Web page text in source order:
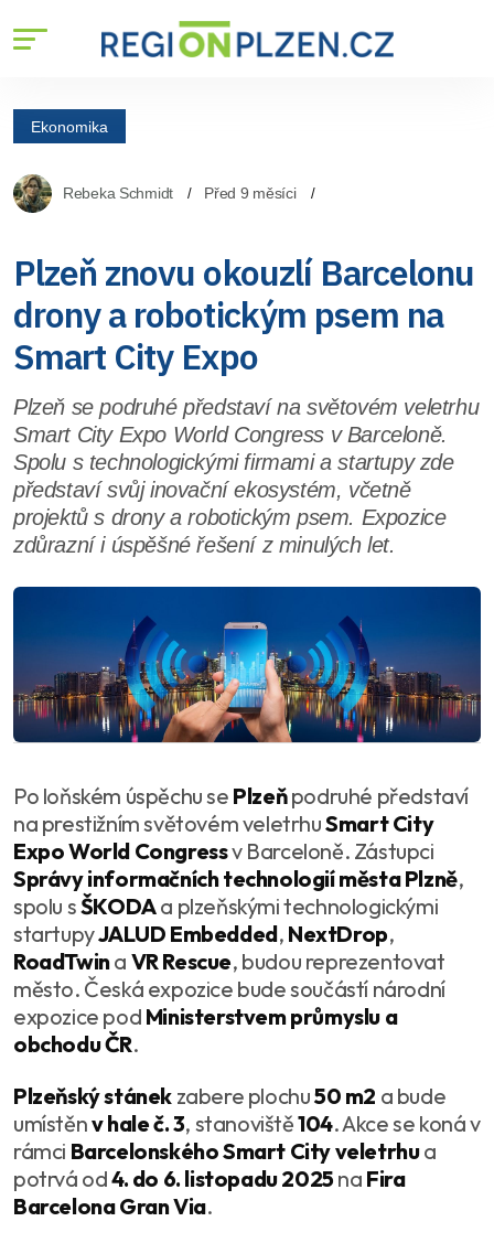
Ekonomika
Rebeka Schmidt Před 9 měsíci
Plzeň znovu okouzlí Barcelonu
drony a robotickým psem na
Smart City Expo
Plzeň se podruhé představí na světovém veletrhu
Smart City Expo World Congress v Barceloně.
Spolu s technologickými firmami a startupy zde
představí svůj inovační ekosystém, včetně
projektů s drony a robotickým psem. Expozice
zdůrazní i úspěšné řešení z minulých let.
Po loňském úspěchu se Plzeňpodruhé představí
na prestižním světovém veletrhuSmart City
Expo World Congressv Barceloně. Zástupci
Správy informačních technologií města Plzně,
spolu sŠKODAa plzeňskými technologickými
startupyJALUD Embedded, NextDrop,
RoadTwina VR Rescue, budou reprezentovat
město. Česká expozice bude součástí národní
expozice pod Ministerstvem průmyslu a
obchodu ČR.
Plzeňský stánek zabere plochu50 m2 a bude
umístěnv hale č. 3, stanoviště104. Akce se koná v
rámci Barcelonského Smart City veletrhua
potrvá od4. do 6. listopadu 2025 na Fira
Barcelona Gran Via.